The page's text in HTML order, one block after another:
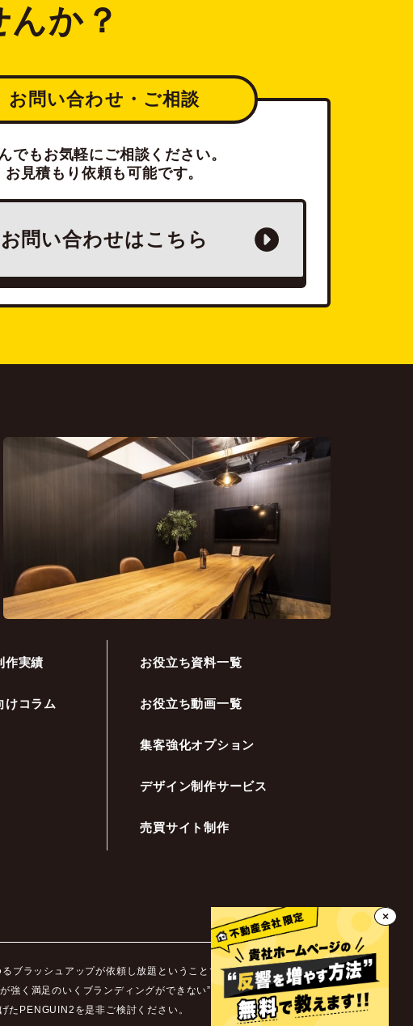
か？
お問い合わせ・ご相談
でもお気軽にご相談ください。
お見積もり依頼も可能です。
お問い合わせはこちら
作実績
けコラム
お役立ち資料一覧
お役立ち動画一覧
集客強化オプション
デザイン制作サービス
売買サイト制作
ブラッシュアップが依頼し放題ということです。不動産業界ではホ
強く満足のいくブランディングができない”などといった悩みを抱え
たPENGUIN2を是非ご検討ください。
×